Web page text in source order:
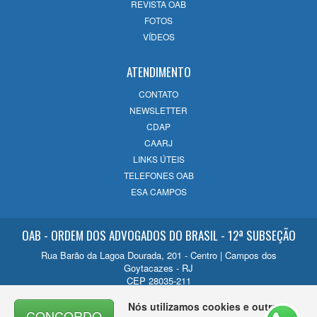
o futuro
14/07/2026
REVISTA OAB
FOTOS
VÍDEOS
ATENDIMENTO
CONTATO
NEWSLETTER
CDAP
CAARJ
LINKS ÚTEIS
TELEFONES OAB
ESA CAMPOS
OAB - ORDEM DOS ADVOGADOS DO BRASIL - 12ª SUBSEÇÃO
Rua Barão da Lagoa Dourada, 201 - Centro | Campos dos
Goytacazes - RJ
CEP 28035-211
Nós utilizamos cookies e outras